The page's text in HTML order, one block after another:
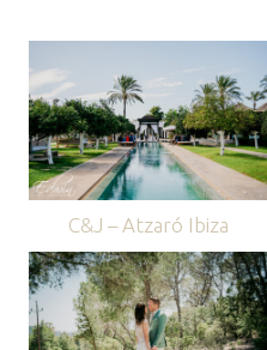
C&J – Atzaró Ibiza